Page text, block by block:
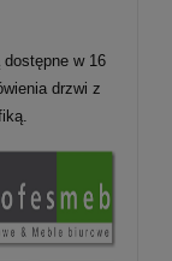
w 16
drzwi z